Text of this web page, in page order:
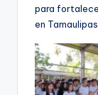
para
en Tamaulipas.